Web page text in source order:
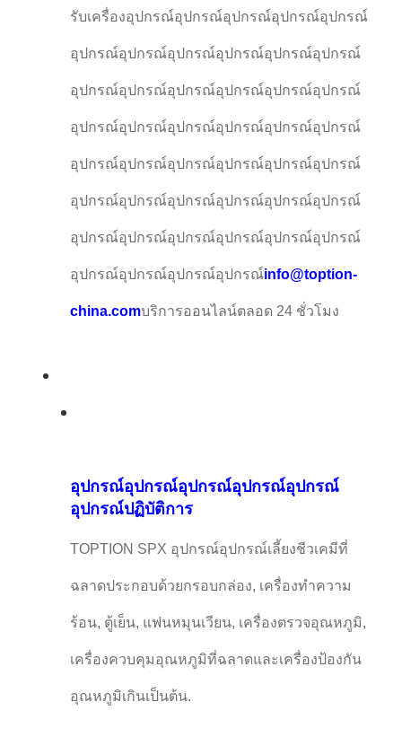
รับเครื่องอุปกรณ์อุปกรณ์อุปกรณ์อุปกรณ์อุปกรณ์
อุปกรณ์อุปกรณ์อุปกรณ์อุปกรณ์อุปกรณ์อุปกรณ์
อุปกรณ์อุปกรณ์อุปกรณ์อุปกรณ์อุปกรณ์อุปกรณ์
อุปกรณ์อุปกรณ์อุปกรณ์อุปกรณ์อุปกรณ์อุปกรณ์
อุปกรณ์อุปกรณ์อุปกรณ์อุปกรณ์อุปกรณ์อุปกรณ์
อุปกรณ์อุปกรณ์อุปกรณ์อุปกรณ์อุปกรณ์อุปกรณ์
อุปกรณ์อุปกรณ์อุปกรณ์อุปกรณ์อุปกรณ์อุปกรณ์
อุปกรณ์อุปกรณ์อุปกรณ์อุปกรณ์info@toption-
china.comบริการออนไลน์ตลอด 24 ชั่วโมง
อุปกรณ์อุปกรณ์อุปกรณ์อุปกรณ์อุปกรณ์
อุปกรณ์ปฏิบัติการ
TOPTION SPX อุปกรณ์อุปกรณ์เลี้ยงชีวเคมีที่
ฉลาดประกอบด้วยกรอบกล่อง, เครื่องทําความ
ร้อน, ตู้เย็น, แฟนหมุนเวียน, เครื่องตรวจอุณหภูมิ,
เครื่องควบคุมอุณหภูมิที่ฉลาดและเครื่องป้องกัน
อุณหภูมิเกินเป็นต้น.